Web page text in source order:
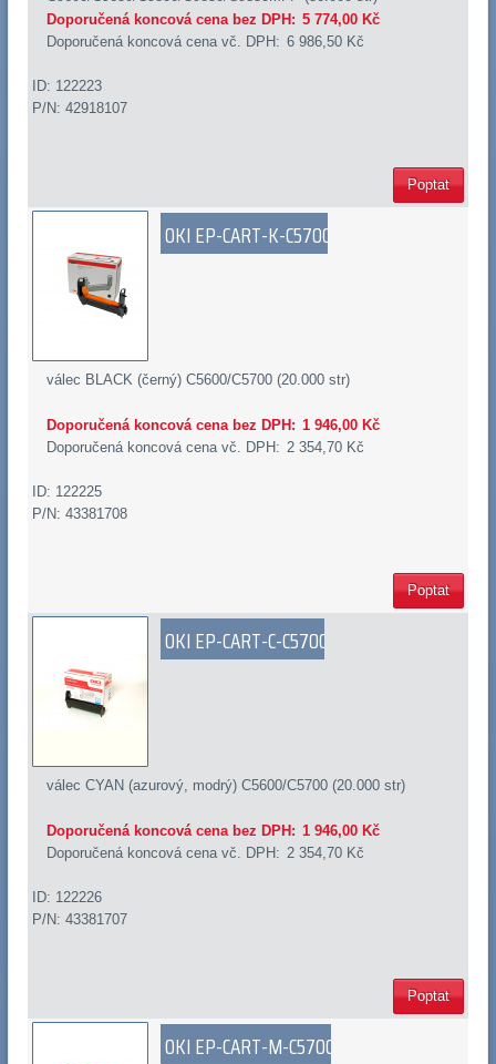
Doporučená koncová cena bez DPH: 5 774,00 Kč
Doporučená koncová cena vč. DPH: 6 986,50 Kč
ID: 122223
P/N: 42918107
Poptat
OKI EP-CART-K-C5700
válec BLACK (černý) C5600/C5700 (20.000 str)
Doporučená koncová cena bez DPH: 1 946,00 Kč
Doporučená koncová cena vč. DPH: 2 354,70 Kč
ID: 122225
P/N: 43381708
Poptat
OKI EP-CART-C-C5700
válec CYAN (azurový, modrý) C5600/C5700 (20.000 str)
Doporučená koncová cena bez DPH: 1 946,00 Kč
Doporučená koncová cena vč. DPH: 2 354,70 Kč
ID: 122226
P/N: 43381707
Poptat
OKI EP-CART-M-C5700